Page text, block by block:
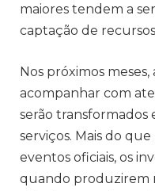
maiores tendem a
captação de
Nos próximos
acompanhar com
serão transformados
serviços. Mais do
eventos oficiais, os
quando produzirem